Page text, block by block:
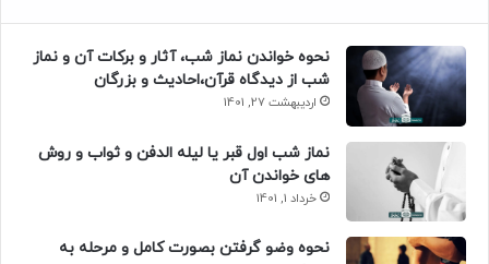
نحوه خواندن نماز شب، آثار و برکات آن و نماز
شب از دیدگاه قرآن،احادیث و بزرگان
اردیبهشت 27, 1401
نماز شب اول قبر یا لیله الدفن و ثواب و روش
های خواندن آن
خرداد 1, 1401
نحوه وضو گرفتن بصورت کامل و مرحله به